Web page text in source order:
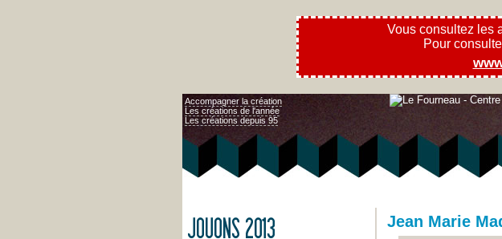
Vous consultez les
Pour
Accompagner la création
Les créations de l'année
Les créations depuis 95
Jean Marie